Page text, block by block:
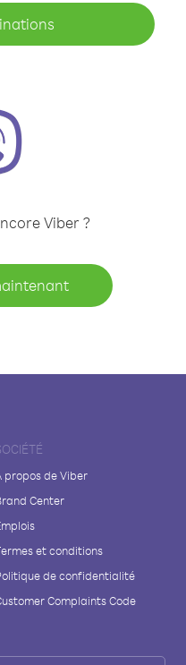
Viber ?
propos de Viber
Center
et conditions
de confidentialité
Complaints Code